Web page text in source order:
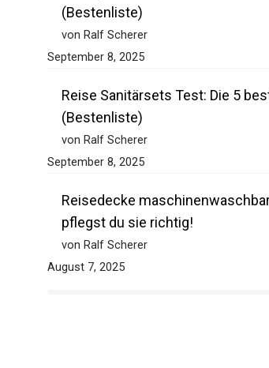
(Bestenliste)
von Ralf Scherer
September 8, 2025
Reise Sanitärsets Test: Die 5
(Bestenliste)
von Ralf Scherer
September 8, 2025
Reisedecke
pflegst du sie richtig!
von Ralf Scherer
August 7, 2025